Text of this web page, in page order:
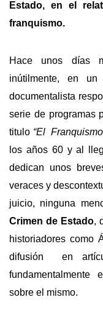
Estado, en el
franquismo.
Hace unos días
inútilmente, en
documentalista
serie de programas
titulo “El
los años 60 y al
dedican unos
veraces y
juicio, ninguna
Crimen de Estado,
historiadores
difusión en
fundamentalmente
sobre el mismo.